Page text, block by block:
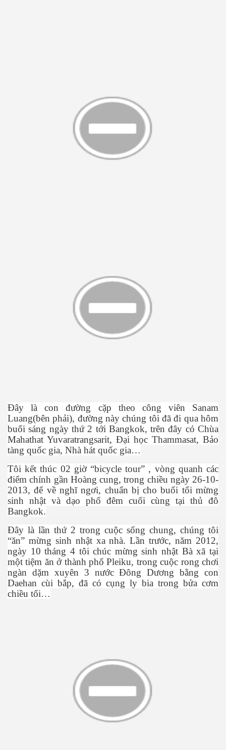
Đây là con đường cặp theo công viên Sanam
Luang(bên phải), đường này chúng tôi đã đi qua hôm
buổi sáng ngày thứ2 tới Bangkok, trên đây có Chùa
Mahathat Yuvaratrangsarit, Đại học Thammasat, Bảo
tàng quốc gia, Nhà hát quốc gia…
Tôi kết thúc 02 giờ“bicycle tour” , vòng quanh các
điểm chính gần Hoàng cung, trong chiều ngày 26-10-
2013, để vềnghĩ ngơi, chuẩn bị cho buổi tối mừng
sinh nhật và dạo phố đêm cuối cùng tại thủ đô
Bangkok.
Đây là lần thứ 2 trong cuộc sống chung, chúng tôi
“ăn” mừng sinh nhật xa nhà. Lần trước, năm 2012,
ngày 10 tháng 4 tôi chúc mừng sinh nhật Bà xã tại
một tiệm ănở thành phố Pleiku, trong cuộc rong chơi
ngàn dặm xuyên 3 nước Đông Dương bằng con
Daehan cùi bắp, đã có cụng ly bia trong bửa cơm
chiều tối…